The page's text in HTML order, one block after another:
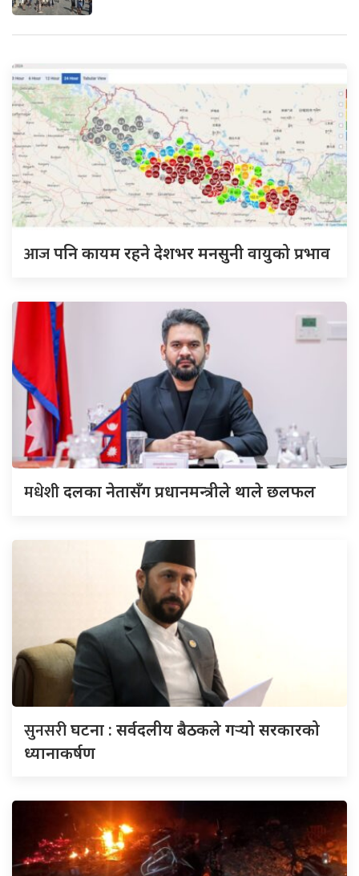
आजपनि कायम रहने देशभर मनसुनी वायुको प्रभाव
मधेशीदलका नेतासँग प्रधानमन्त्रीले थाले छलफल
सुनसरीघटना : सर्वदलीय बैठकले गर्‍यो सरकारको
ध्यानाकर्षण